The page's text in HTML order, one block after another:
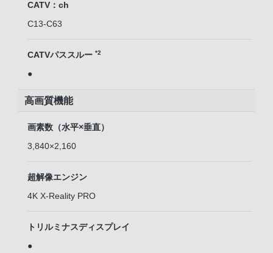
CATV：ch
C13-C63
CATVパススルー *2
●
高画質機能
画素数（水平×垂直）
3,840×2,160
超解像エンジン
4K X-Reality PRO
トリルミナスディスプレイ
●